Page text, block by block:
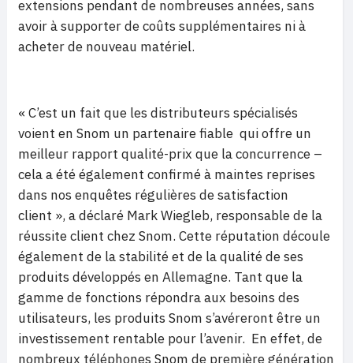
extensions pendant de nombreuses années, sans
avoir à supporter de coûts supplémentaires ni à
acheter de nouveau matériel.
« C’est un fait que les distributeurs spécialisés
voient en Snom un partenaire fiable qui offre un
meilleur rapport qualité-prix que la concurrence –
cela a été également confirmé à maintes reprises
dans nos enquêtes régulières de satisfaction
client », a déclaré Mark Wiegleb, responsable de la
réussite client chez Snom. Cette réputation découle
également de la stabilité et de la qualité de ses
produits développés en Allemagne. Tant que la
gamme de fonctions répondra aux besoins des
utilisateurs, les produits Snom s’avéreront être un
investissement rentable pour l’avenir. En effet, de
nombreux téléphones Snom de première génération